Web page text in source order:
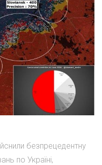
безпрецедентну
по Україні,